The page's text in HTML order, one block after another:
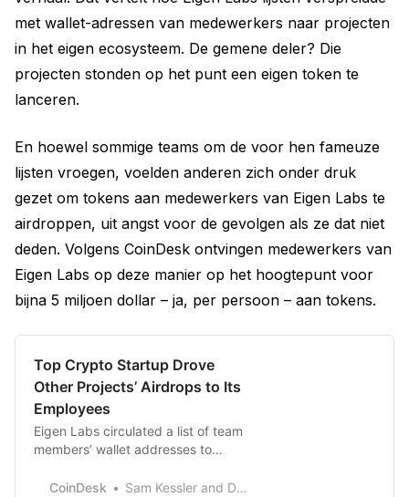
met wallet-adressen van medewerkers naar projecten
in het eigen ecosysteem. De gemene deler? Die
projecten stonden op het punt een eigen token te
lanceren.
En hoewel sommige teams om de voor hen fameuze
lijsten vroegen, voelden anderen zich onder druk
gezet om tokens aan medewerkers van Eigen Labs te
airdroppen, uit angst voor de gevolgen als ze dat niet
deden. Volgens CoinDesk ontvingen medewerkers van
Eigen Labs op deze manier op het hoogtepunt voor
bijna 5 miljoen dollar – ja, per persoon – aan tokens.
Top Crypto Startup Drove
Other Projects’ Airdrops to Its
Employees
Eigen Labs circulated a list of team
members’ wallet addresses to
were preparing to issue tokens.
CoinDesk Sam Kessler and Danny Nelson